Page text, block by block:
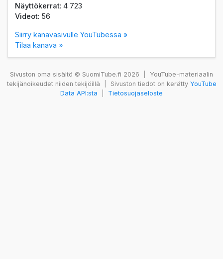
Näyttökerrat: 4 723
Videot: 56
Siirry kanavasivulle YouTubessa »
Tilaa kanava »
Sivuston oma sisältö © SuomiTube.fi 2026
YouTube-materiaalin
tekijänoikeudet niiden tekijöillä
Sivuston tiedot on kerätty YouTube
Data API:sta
Tietosuojaseloste